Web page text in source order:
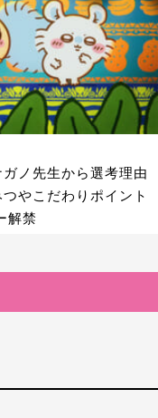
ノ先生から選考理由
やこだわりポイント
解禁